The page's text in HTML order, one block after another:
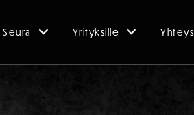
Seura Yrityksille Yhteys